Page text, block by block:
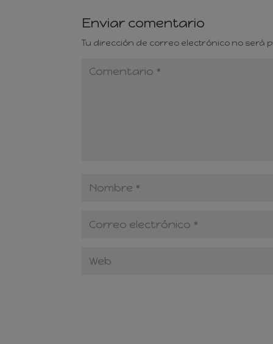
Enviar comentario
Tu dirección de correo electrónico no será